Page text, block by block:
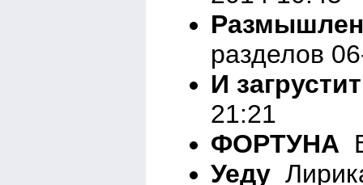
разделов
И
21:21
ФОРТУНА
Уеду